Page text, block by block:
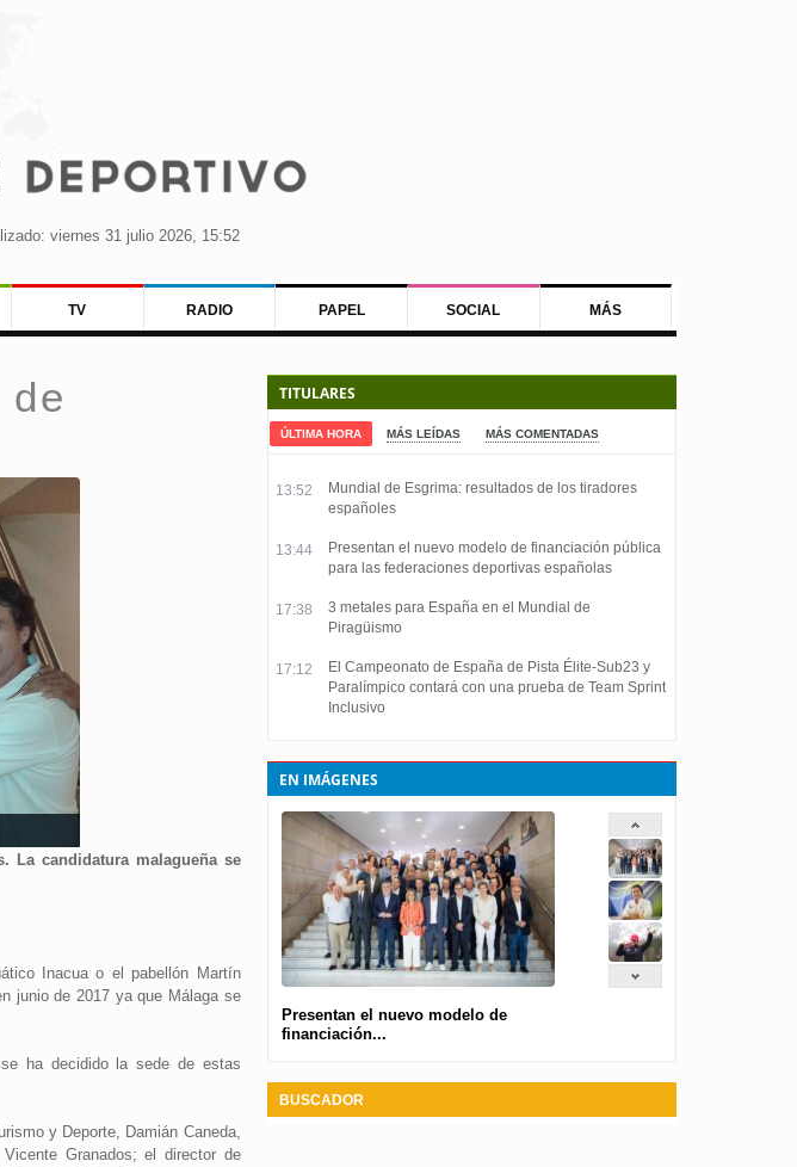
viernes 31 julio 2026, 15:52
TV RADIO PAPEL SOCIAL MÁS
La candidatura malagueña se
Inacua o el pabellón Martín
junio de 2017 ya que Málaga se
ha decidido la sede de estas
y Deporte, Damián Caneda,
Granados; el director de
TITULARES
ÚLTIMA HORA MÁS LEÍDAS MÁS COMENTADAS
13:52
Mundial de Esgrima: resultados de los tiradores
españoles
13:44
Presentan el nuevo modelo de financiación pública
para las federaciones deportivas españolas
17:38
3 metales para España en el Mundial de
Piragüismo
17:12
El Campeonato de España de Pista Élite-Sub23 y
Paralímpico contará con una prueba de Team Sprint
Inclusivo
EN IMÁGENES
Presentan el nuevo modelo de
financiación...
BUSCADOR